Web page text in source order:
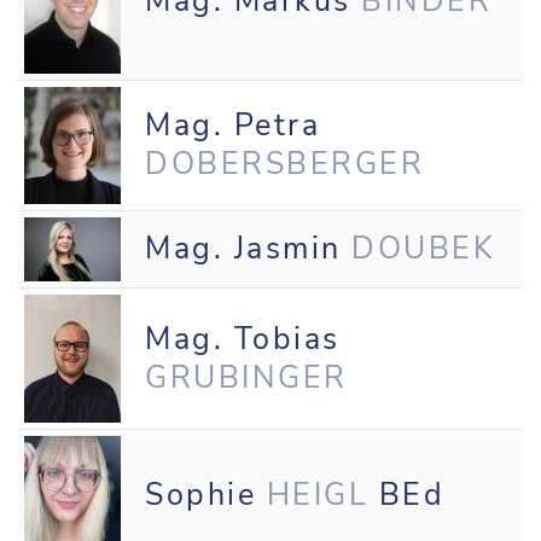
Mag. Petra
DOBERSBERGER
Mag. Jasmin DOUBEK
Mag. Tobias
GRUBINGER
Sophie HEIGL BEd